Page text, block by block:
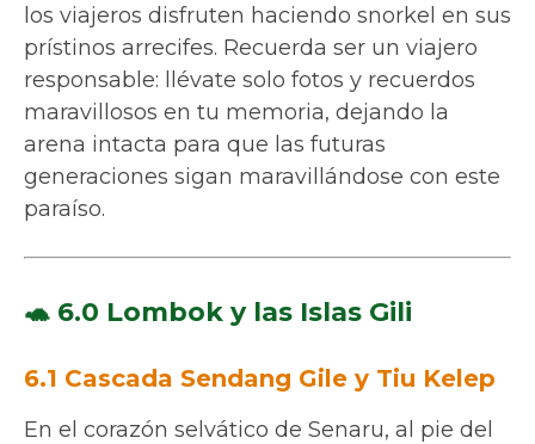
los viajeros disfruten haciendo snorkel en sus
prístinos arrecifes. Recuerda ser un viajero
responsable: llévate solo fotos y recuerdos
maravillosos en tu memoria, dejando la
arena intacta para que las futuras
generaciones sigan maravillándose con este
paraíso.
🐢 6.0 Lombok y las Islas Gili
6.1 Cascada Sendang Gile y Tiu Kelep
En el corazón selvático de Senaru, al pie del